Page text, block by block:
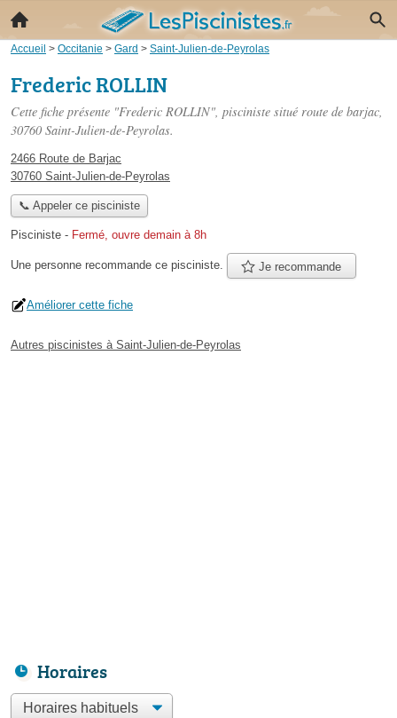
Accueil > Occitanie > Gard > Saint-Julien-de-Peyrolas
Frederic ROLLIN
Cette fiche présente "Frederic ROLLIN", pisciniste situé route de barjac,
30760 Saint-Julien-de-Peyrolas.
2466 Route de Barjac
30760 Saint-Julien-de-Peyrolas
📞 Appeler ce pisciniste
Pisciniste - Fermé, ouvre demain à 8h
Une personne recommande ce pisciniste. Je recommande
Améliorer cette fiche
Autres piscinistes à Saint-Julien-de-Peyrolas
Horaires